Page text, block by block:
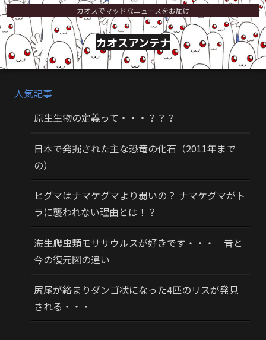
カオスでマッドなニュースをお届け
カオスアンテナ
人気記事
原生生物の定義って・・・？？？
日本で発掘された主な恐竜の化石（2011年まで
の）
ヒグマはナマケグマより弱いの？ ナマケグマがト
ラに襲われない理由とは！？
海生爬虫類モササウルスが好きです・・・ 昔と
今の復元図の違い
尻尾が絡まりダンゴ状になった4匹のリスが発見
される・・・